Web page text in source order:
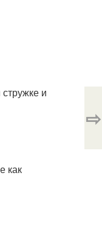
и
как
⇨